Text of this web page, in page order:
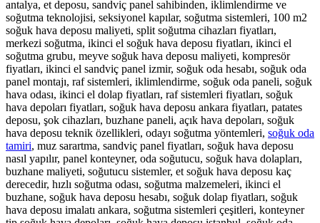
antalya, et deposu, sandviç panel sahibinden, iklimlendirme ve
soğutma teknolojisi, seksiyonel kapılar, soğutma sistemleri, 100 m2
soğuk hava deposu maliyeti, split soğutma cihazları fiyatları,
merkezi soğutma, ikinci el soğuk hava deposu fiyatları, ikinci el
soğutma grubu, meyve soğuk hava deposu maliyeti, kompresör
fiyatları, ikinci el sandviç panel izmir, soğuk oda hesabı, soğuk oda
panel montajı, raf sistemleri, iklimlendirme, soğuk oda paneli, soğuk
hava odası, ikinci el dolap fiyatları, raf sistemleri fiyatları, soğuk
hava depoları fiyatları, soğuk hava deposu ankara fiyatları, patates
deposu, şok cihazları, buzhane paneli, açık hava depoları, soğuk
hava deposu teknik özellikleri, odayı soğutma yöntemleri, soğuk oda
tamiri, muz sarartma, sandviç panel fiyatları, soğuk hava deposu
nasıl yapılır, panel konteyner, oda soğutucu, soğuk hava dolapları,
buzhane maliyeti, soğutucu sistemler, et soğuk hava deposu kaç
derecedir, hızlı soğutma odası, soğutma malzemeleri, ikinci el
buzhane, soğuk hava deposu hesabı, soğuk dolap fiyatları, soğuk
hava deposu imalatı ankara, soğutma sistemleri çeşitleri, konteyner